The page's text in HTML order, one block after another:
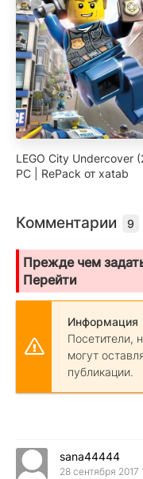
LEGO City Undercover
PC | RePack от xatab
Комментарии 9
Прежде чем
Перейти
Информация
Посетители,
могут
публикации.
sana44444
28 сентября 2017